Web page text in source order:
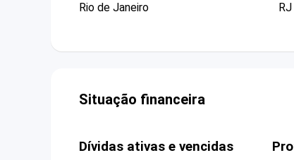
Rio de Janeiro
RJ
Situação financeira
Dívidas ativas e vencidas